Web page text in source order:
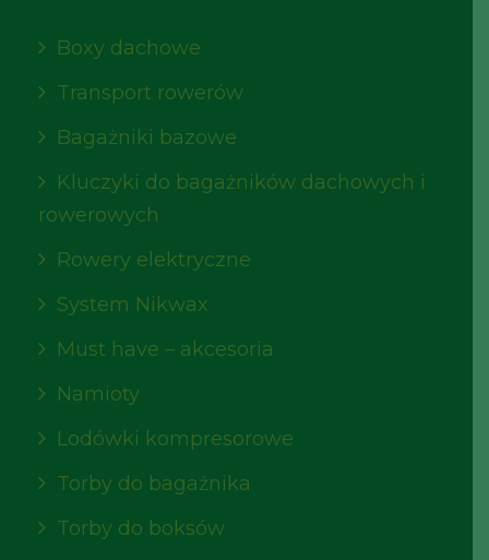
Boxy dachowe
Transport rowerów
Bagażniki bazowe
Kluczyki do bagażników dachowych i
rowerowych
Rowery elektryczne
System Nikwax
Must have – akcesoria
Namioty
Lodówki kompresorowe
Torby do bagażnika
Torby do boksów